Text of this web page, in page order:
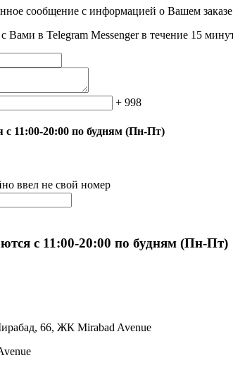
сообщение с информацией о Вашем заказе
Вами в Telegram Messenger в течение 15
+ 998
11:00-20:00 по будням (Пн-Пт)
ввел не свой номер
с 11:00-20:00 по будням (Пн-Пт)
66, ЖК Mirabad Avenue